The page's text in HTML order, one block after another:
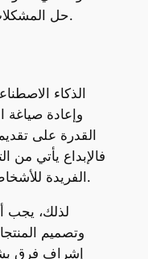
حل المشكلات أو التفاوض حول عقود جديدة.
الذكاء
وإعادة صياغة
القدرة على
فالإبداع يأتي من
الفريدة للأشخاص الذين يعملون في مجال معين.
لذلك، يجب
وتصميم
إشراف فرق